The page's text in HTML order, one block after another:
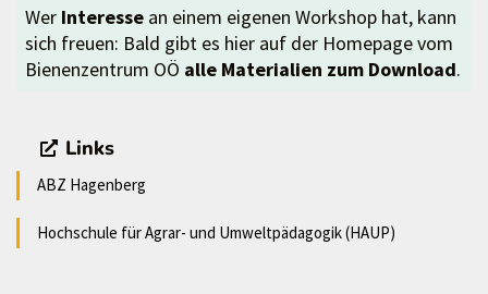
Wer Interesse an einem eigenen Workshop hat, kann
sich freuen: Bald gibt es hier auf der Homepage vom
Bienenzentrum OÖ alle Materialien zum Download.
Links
ABZ Hagenberg
Hochschule für Agrar- und Umweltpädagogik (HAUP)